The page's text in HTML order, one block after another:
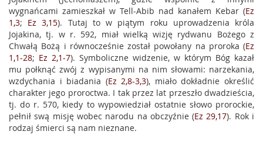
wygnańcami zamieszkał w Tell-Abib nad kanałem Kebar (Ez
1,3; Ez 3,15). Tutaj to w piątym roku uprowadzenia króla
Jojakina, tj. w r. 592, miał wielką wizję rydwanu Bożego z
Chwałą Bożą i równocześnie został powołany na proroka (Ez
1,1-28; Ez 2,1-7). Symboliczne widzenie, w którym Bóg kazał
mu połknąć zwój z wypisanymi na nim słowami: narzekania,
wzdychania i biadania (Ez 2,8-3,3), miało dokładnie określić
charakter jego proroctwa. I tak przez lat przeszło dwadzieścia,
tj. do r. 570, kiedy to wypowiedział ostatnie słowo prorockie,
pełnił swą misję wobec narodu na obczyźnie (Ez 29,17). Rok i
rodzaj śmierci są nam nieznane.